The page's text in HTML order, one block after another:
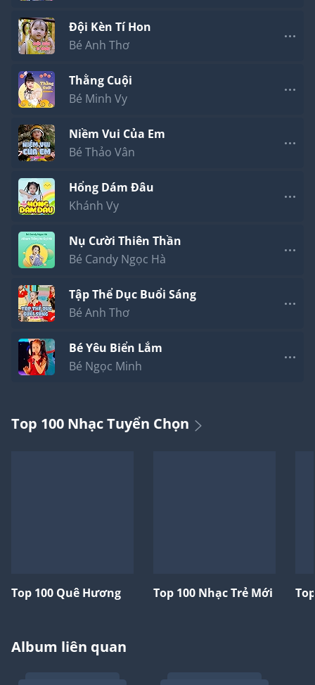
Đội Kèn Tí Hon
Bé Anh Thơ
Thằng Cuội
Bé Minh Vy
Niềm Vui Của Em
Bé Thảo Vân
Hổng Dám Đâu
Khánh Vy
Nụ Cười Thiên Thần
Bé Candy Ngọc Hà
Tập Thể Dục Buổi Sáng
Bé Anh Thơ
Bé Yêu Biển Lắm
Bé Ngọc Minh
Top 100 Nhạc Tuyển Chọn
Top 100 Quê Hương Top 100 Nhạc Trẻ Mới
Album liên quan